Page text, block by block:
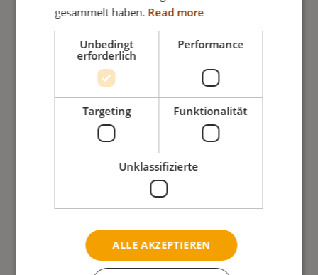
Netti 4U CE Plus
ZUM VERGLEICHEN HINZUFÜGEN
gesammelt haben. Read more
Unbedingt
erforderlich
Performance
Targeting Funktionalität
Unklassifizierte
ALLE AKZEPTIEREN